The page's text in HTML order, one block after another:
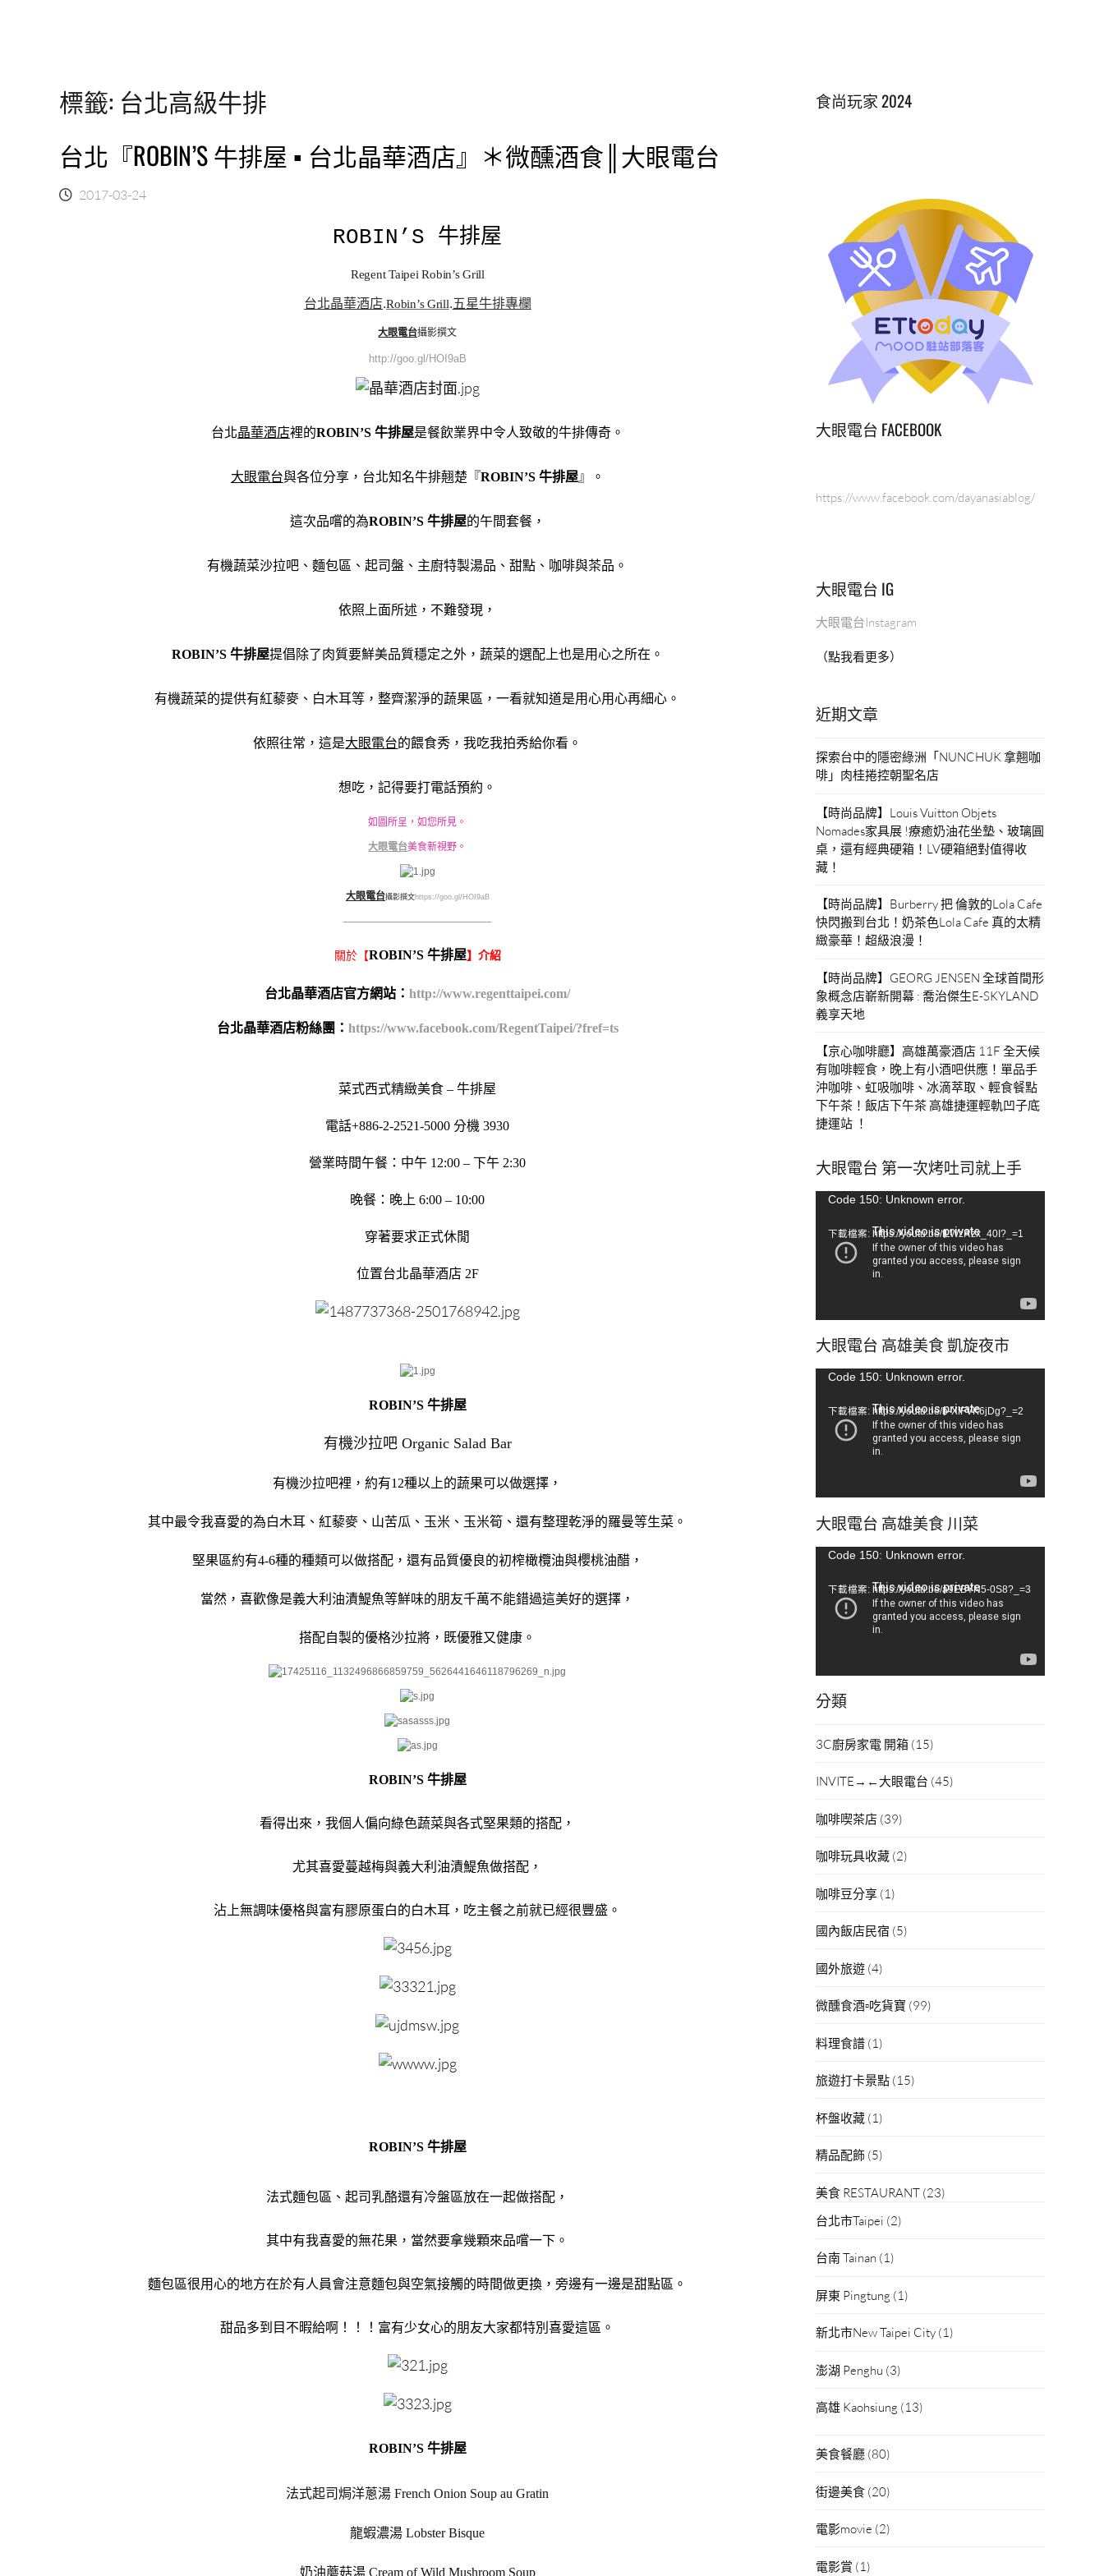
標籤: 台北高級牛排
台北『ROBIN’S 牛排屋 ▪ 台北晶華酒店』＊微醺酒食║大眼電台
2017-03-24
ROBIN’S 牛排屋
Regent Taipei Robin’s Grill
台北晶華酒店.Robin’s Grill.五星牛排專欄
大眼電台攝影撰文
http://goo.gl/HOI9aB
台北晶華酒店裡的ROBIN’S 牛排屋是餐飲業界中令人致敬的牛排傳奇。
大眼電台與各位分享，台北知名牛排翹楚『ROBIN’S 牛排屋』。
這次品嚐的為ROBIN’S 牛排屋的午間套餐，
有機蔬菜沙拉吧、麵包區、起司盤、主廚特製湯品、甜點、咖啡與茶品。
依照上面所述，不難發現，
ROBIN’S 牛排屋提倡除了肉質要鮮美品質穩定之外，蔬菜的選配上也是用心之所在。
有機蔬菜的提供有紅藜麥、白木耳等，整齊潔淨的蔬果區，一看就知道是用心用心再細心。
依照往常，這是大眼電台的餵食秀，我吃我拍秀給你看。
想吃，記得要打電話預約。
如圖所呈，如您所見。
大眼電台美食新視野。
大眼電台攝影撰文https://goo.gl/HOI9aB
————————————————————
關於【ROBIN’S 牛排屋】介紹
台北晶華酒店官方網站：http://www.regenttaipei.com/
台北晶華酒店粉絲團： https://www.facebook.com/RegentTaipei/?fref=ts
菜式西式精緻美食 – 牛排屋
電話+886-2-2521-5000 分機 3930
營業時間午餐：中午 12:00 – 下午 2:30
晚餐：晚上 6:00 – 10:00
穿著要求正式休閒
位置台北晶華酒店 2F
ROBIN’S 牛排屋
有機沙拉吧 Organic Salad Bar
有機沙拉吧裡，約有12種以上的蔬果可以做選擇，
其中最令我喜愛的為白木耳、紅藜麥、山苦瓜、玉米、玉米筍、還有整理乾淨的羅曼等生菜。
堅果區約有4-6種的種類可以做搭配，還有品質優良的初榨橄欖油與櫻桃油醋，
當然，喜歡像是義大利油漬鯷魚等鮮味的朋友千萬不能錯過這美好的選擇，
搭配自製的優格沙拉將，既優雅又健康。
ROBIN’S 牛排屋
看得出來，我個人偏向綠色蔬菜與各式堅果類的搭配，
尤其喜愛蔓越梅與義大利油漬鯷魚做搭配，
沾上無調味優格與富有膠原蛋白的白木耳，吃主餐之前就已經很豐盛。
ROBIN’S 牛排屋
法式麵包區、起司乳酪還有冷盤區放在一起做搭配，
其中有我喜愛的無花果，當然要拿幾顆來品嚐一下。
麵包區很用心的地方在於有人員會注意麵包與空氣接觸的時間做更換，旁邊有一邊是甜點區。
甜品多到目不暇給啊！！！富有少女心的朋友大家都特別喜愛這區。
ROBIN’S 牛排屋
法式起司焗洋蔥湯 French Onion Soup au Gratin
龍蝦濃湯 Lobster Bisque
奶油蘑菇湯 Cream of Wild Mushroom Soup
食尚玩家 2024
大眼電台 FACEBOOK
https://www.facebook.com/dayanasiablog/
大眼電台 IG
大眼電台Instagram
（點我看更多）
近期文章
探索台中的隱密綠洲「NUNCHUK 拿翹咖
啡」肉桂捲控朝聖名店
【時尚品牌】Louis Vuitton Objets
Nomades家具展 !療癒奶油花坐墊、玻璃圓
桌，還有經典硬箱！LV硬箱絕對值得收
藏！
【時尚品牌】Burberry 把 倫敦的Lola Cafe
快閃搬到台北！奶茶色Lola Cafe 真的太精
緻豪華！超級浪漫！
【時尚品牌】GEORG JENSEN 全球首間形
象概念店嶄新開幕 : 喬治傑生E-SKYLAND
義享天地
【京心咖啡廳】高雄萬豪酒店 11F 全天候
有咖啡輕食，晚上有小酒吧供應！單品手
沖咖啡、虹吸咖啡、冰滴萃取、輕食餐點
下午茶！飯店下午茶 高雄捷運輕軌凹子底
捷運站 ！
大眼電台 第一次烤吐司就上手
視Code 150: Unknown error.
下載檔案: https://youtu.be/tLWzRzx_40I?_=1
大眼電台 高雄美食 凱旋夜市
視Code 150: Unknown error.
下載檔案: https://youtu.be/b-XfFVK6jDg?_=2
大眼電台 高雄美食 川菜
視Code 150: Unknown error.
下載檔案: https://youtu.be/a9EBYN5-0S8?_=3
分類
3C廚房家電 開箱 (15)
INVITE→←大眼電台 (45)
咖啡喫茶店 (39)
咖啡玩具收藏 (2)
咖啡豆分享 (1)
國內飯店民宿 (5)
國外旅遊 (4)
微醺食酒▫吃貨寶 (99)
料理食譜 (1)
旅遊打卡景點 (15)
杯盤收藏 (1)
精品配飾 (5)
美食 RESTAURANT (23)
台北市Taipei (2)
台南 Tainan (1)
屏東 Pingtung (1)
新北市New Taipei City (1)
澎湖 Penghu (3)
高雄 Kaohsiung (13)
美食餐廳 (80)
街邊美食 (20)
電影movie (2)
電影賞 (1)